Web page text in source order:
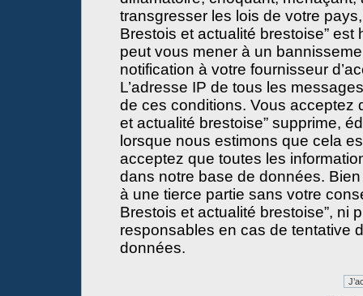
transgresser les lois de votre
Brestois et actualité brestoise”
peut vous mener à un
notification à votre fournisseur
L’adresse IP de tous les
de ces conditions. Vous acceptez
et actualité brestoise” supprime,
lorsque nous estimons que cela
acceptez que toutes les
dans notre base de données.
à une tierce partie sans votre
Brestois et actualité brestoise”, ni
responsables en cas de tentative
données.